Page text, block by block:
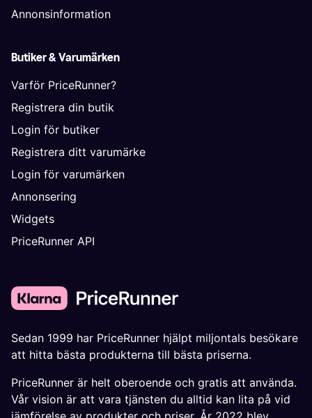
Annonsinformation
Butiker & Varumärken
Varför PriceRunner?
Registrera din butik
Login för butiker
Registrera ditt varumärke
Login för varumärken
Annonsering
Widgets
PriceRunner API
Sedan 1999 har PriceRunner hjälpt miljontals besökare
att hitta bästa produkterna till bästa priserna.
PriceRunner är helt oberoende och gratis att använda.
Vår vision är att vara tjänsten du alltid kan lita på vid